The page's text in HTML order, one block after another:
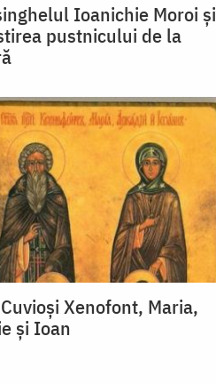
Ioanichie Moroi și
pustnicului de la
Xenofont, Maria,
și Ioan